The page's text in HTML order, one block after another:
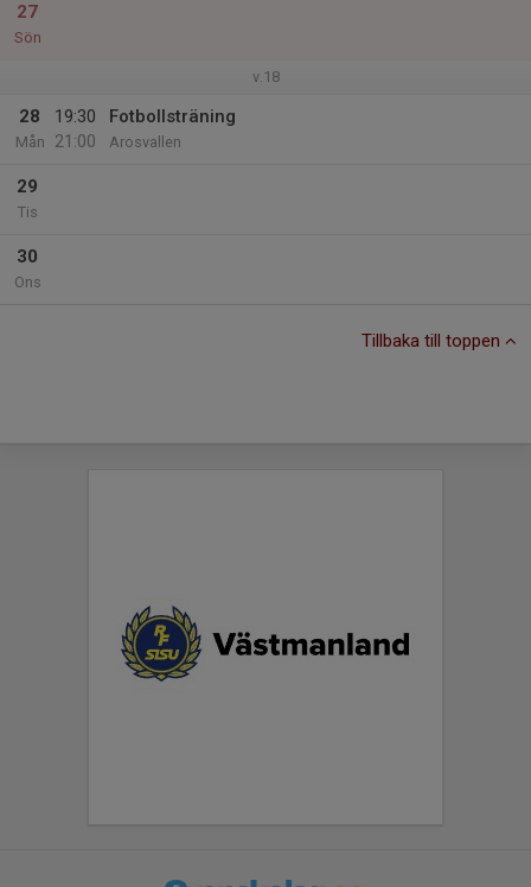
27
Sön
v.18
28
Mån
19:30
21:00
Fotbollsträning
Arosvallen
29
Tis
30
Ons
Tillbaka till toppen